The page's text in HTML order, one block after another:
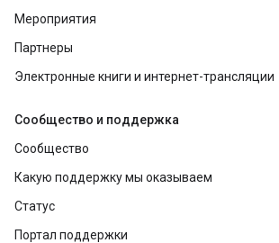
Мероприятия
Партнеры
Электронные книги и интернет-трансляции
Сообщество и поддержка
Сообщество
Какую поддержку мы оказываем
Статус
Портал поддержки